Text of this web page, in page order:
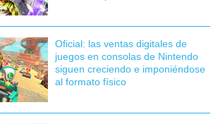
Oficial: las ventas digitales de
juegos en consolas de Nintendo
siguen creciendo e imponiéndose
al formato físico